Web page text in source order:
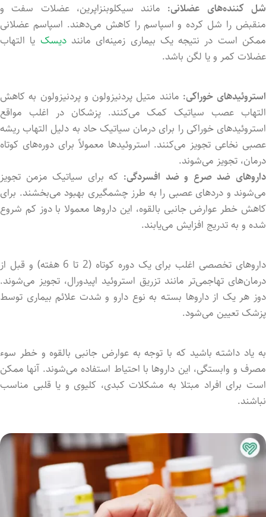
شل کننده‌های عضلانی: مانند سیکلوبنزاپرین، عضلات سفت و
منقبض را شل کرد‌ه و اسپاسم را کاهش می‌دهند. اسپاسم عضلانی
ممکن است در نتیجه یک بیماری زمینه‌ای ماننددیسک یا التهاب
عضلات کمر و یا لگن باشد.
استروئیدهای خوراکی: مانند متیل پردنیزولون و پردنیزولون به کاهش
التهاب عصب سیاتیک کمک می‌کنند. پزشکان در اغلب مواقع
استروئیدهای خوراکی را برای درمان سیاتیک حاد به دلیل التهاب ریشه
عصبی نخاعی تجویز می‌کنند. استروئیدها معمولاً برای دوره‌های کوتاه
درمان، تجویز می‌شوند.
داروهای ضد صرع و ضد افسردگی: که برای سیاتیک مزمن تجویز
می‌شوند و دردهای عصبی را به طرز چشمگیری بهبود می‌بخشند. برای
کاهش خطر عوارض جانبی بالقوه، این داروها معمولا با دوز کم شروع
شد‌ه و به تدریج افزایش می‌یابند.
داروهای تخصصی اغلب برای یک دوره کوتاه (2 تا 6 هفته) و قبل از
درمان‌های تهاجمی‌تر مانند تزریق استروئید اپیدورال، تجویز می‌شوند.
دوز هر یک از داروها بستـه به نوع دارو و شدت علائم بیماری توسط
پزشک تعیین می‌شود.
به یاد داشتـه باشید که با توجه به عوارض جانبی بالقوه و خطر سوء
مصرف و وابستگی، این داروها با احتیاط استفاده می‌شوند. آنها ممکن
است برای افراد مبتلا به مشکلات کبدی، کلیوی و یا قلبی مناسب
نباشند.